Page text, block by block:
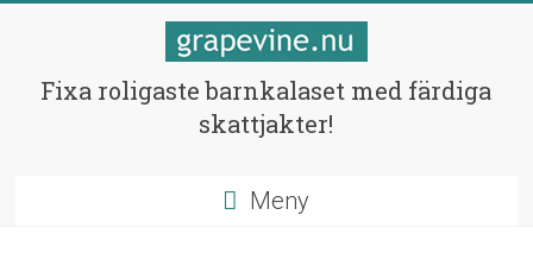
Skattjakter
Fixa roligaste barnkalaset med färdiga
skattjakter!
Meny